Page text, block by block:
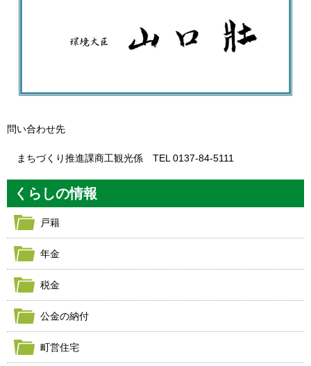
問い合わせ先
まちづくり推進課商工観光係 TEL 0137-84-5111
くらしの情報
戸籍
年金
税金
公金の納付
町営住宅